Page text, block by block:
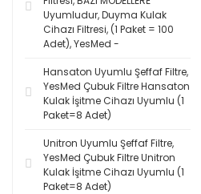
Uyumludur, Duyma Kulak
Cihazı Filtresi, (1 Paket = 100
Adet), YesMed -
Hansaton Uyumlu Şeffaf Filtre,
YesMed Çubuk Filtre Hansaton
Kulak İşitme Cihazı Uyumlu (1
Paket=8 Adet)
Unitron Uyumlu Şeffaf Filtre,
YesMed Çubuk Filtre Unitron
Kulak İşitme Cihazı Uyumlu (1
Paket=8 Adet)